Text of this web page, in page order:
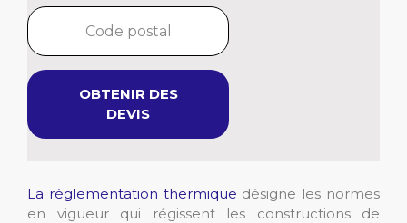
OBTENIR DES
DEVIS
La réglementation thermique désigne les normes
en vigueur qui régissent les constructions de